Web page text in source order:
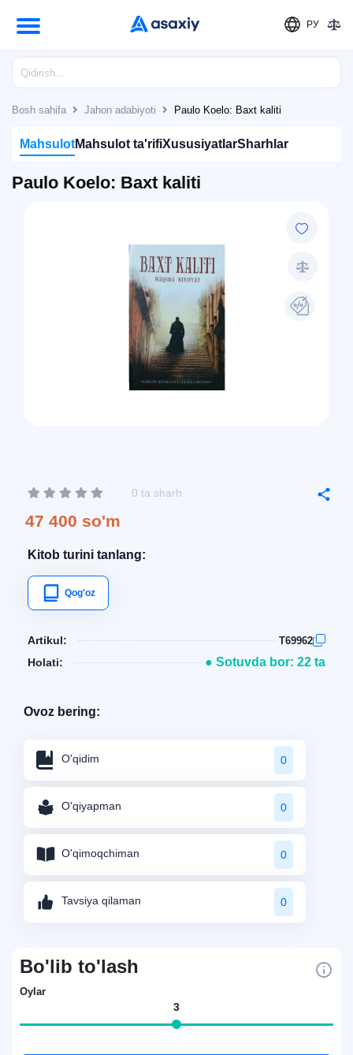
РУ
Bosh sahifa Jahon adabiyoti Paulo Koelo: Baxt kaliti
MahsulotMahsulot ta'rifiXususiyatlarSharhlar
Paulo Koelo: Baxt kaliti
0 ta sharh
47 400 so'm
Kitob turini tanlang:
Qog'oz
Artikul: T69962
Holati: ● Sotuvda bor: 22 ta
Ovoz bering:
O'qidim 0
O'qiyapman 0
O'qimoqchiman 0
Tavsiya qilaman 0
Bo'lib to'lash
Oylar
3